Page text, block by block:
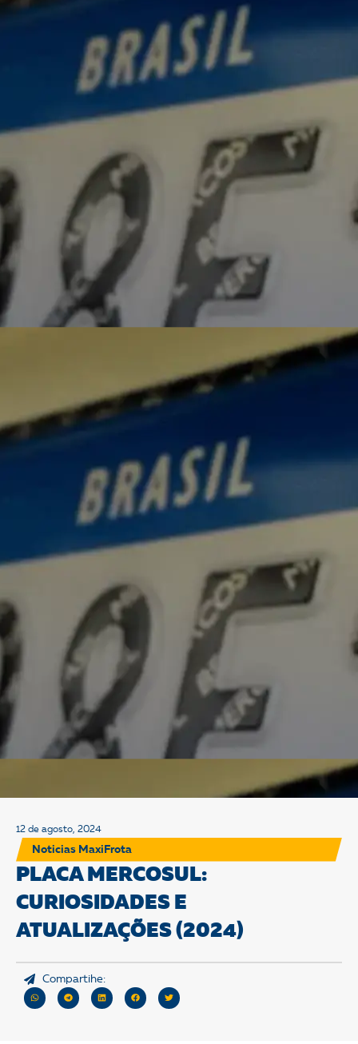
12 de agosto, 2024
Noticias MaxiFrota
PLACA MERCOSUL:
CURIOSIDADES E
ATUALIZAÇÕES (2024)
Compartihe: